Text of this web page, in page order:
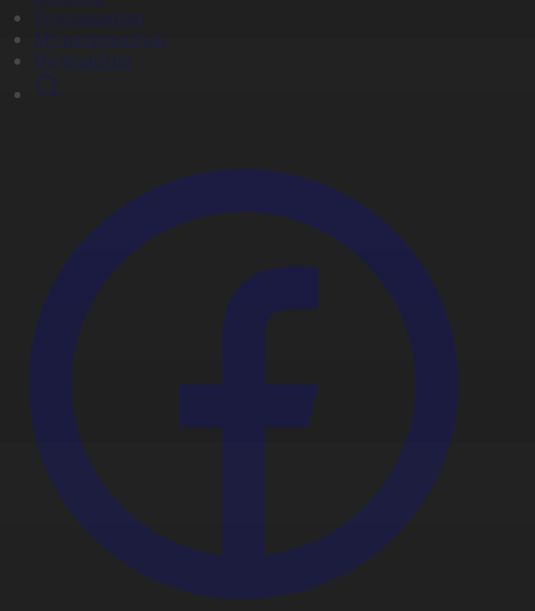
Телехикаялар
Мультсериалдар
Видеоархив